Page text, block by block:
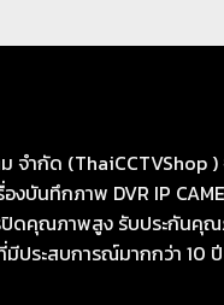
จำกัด (ThaiCCTVShop
งบันทึกภาพ DVR IP
ปิดคุณภาพสูง รับประกันคุ
ประสบการณ์มากกว่า 10 ปี